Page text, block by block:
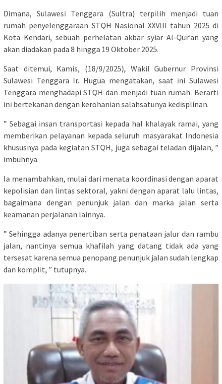
Dimana, Sulawesi Tenggara (Sultra) terpilih menjadi tuan
rumah penyelenggaraan STQH Nasional XXVIII tahun 2025 di
Kota Kendari, sebuah perhelatan akbar syiar Al-Qur’an yang
akan diadakan pada 8 hingga 19 Oktober 2025.
Saat ditemui, Kamis, (18/9/2025), Wakil Gubernur Provinsi
Sulawesi Tenggara Ir. Hugua mengatakan, saat ini Sulawesi
Tenggara menghadapi STQH dan menjadi tuan rumah. Berarti
ini bertekanan dengan kerohanian salahsatunya kedisplinan.
” Sebagai insan transportasi kepada hal khalayak ramai, yang
memberikan pelayanan kepada seluruh masyarakat Indonesia
khususnya pada kegiatan STQH, juga sebagai teladan dijalan, ”
imbuhnya.
Ia menambahkan, mulai dari menata koordinasi dengan aparat
kepolisian dan lintas sektoral, yakni dengan aparat lalu lintas,
bagaimana dengan penunjuk jalan dan marka jalan serta
keamanan perjalanan lainnya.
” Sehingga adanya penertiban serta penataan jalur dan rambu
jalan, nantinya semua khafilah yang datang tidak ada yang
tersesat karena semua penopang penunjuk jalan sudah lengkap
dan komplit, ” tutupnya.